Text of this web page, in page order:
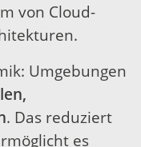
von Cloud-
Umgebungen
. Das reduziert
es